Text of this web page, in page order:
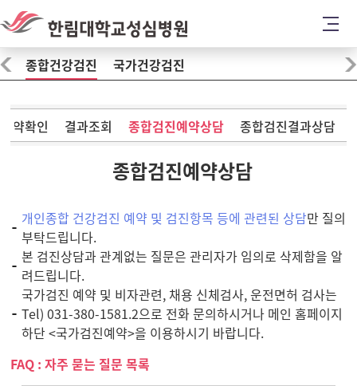
종합건강검진 국가건강검진
예약확인 결과조회 종합검진예약상담 종합검진결과상담
종합검진예약상담
개인종합 건강검진 예약 및 검진항목 등에 관련된 상담만 질의
부탁드립니다.
본 검진상담과 관계없는 질문은 관리자가 임의로 삭제함을 알
려드립니다.
국가검진 예약 및 비자관련, 채용 신체검사, 운전면허 검사는
Tel) 031-380-1581.2으로 전화 문의하시거나 메인 홈페이지
하단 <국가검진예약>을 이용하시기 바랍니다.
FAQ : 자주 묻는 질문 목록